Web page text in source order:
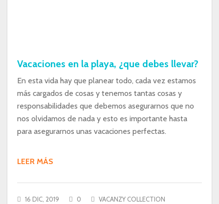
Vacaciones en la playa, ¿que debes llevar?
En esta vida hay que planear todo, cada vez estamos
más cargados de cosas y tenemos tantas cosas y
responsabilidades que debemos asegurarnos que no
nos olvidamos de nada y esto es importante hasta
para asegurarnos unas vacaciones perfectas.
LEER MÁS
16 DIC, 2019 0 VACANZY COLLECTION